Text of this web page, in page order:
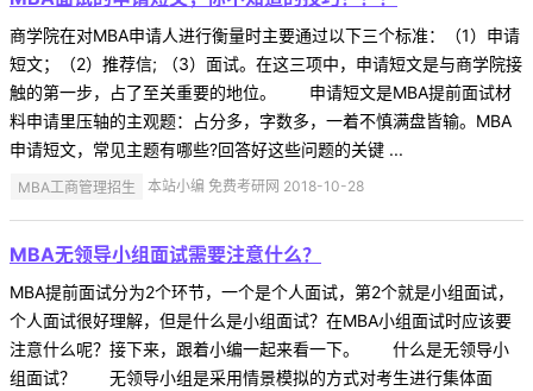
商学院在对MBA申请人进行衡量时主要通过以下三个标准：（1）申请
短文；（2）推荐信; （3）面试。在这三项中，申请短文是与商学院接
触的第一步，占了至关重要的地位。 申请短文是MBA提前面试材
料申请里压轴的主观题：占分多，字数多，一着不慎满盘皆输。MBA
申请短文，常见主题有哪些?回答好这些问题的关键 ...
MBA工商管理招生 本站小编 免费考研网 2018-10-28
MBA无领导小组面试需要注意什么？
MBA提前面试分为2个环节，一个是个人面试，第2个就是小组面试，
个人面试很好理解，但是什么是小组面试？在MBA小组面试时应该要
注意什么呢？接下来，跟着小编一起来看一下。 什么是无领导小
组面试？ 无领导小组是采用情景模拟的方式对考生进行集体面